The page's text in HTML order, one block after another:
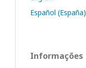
Español (España)
Informações